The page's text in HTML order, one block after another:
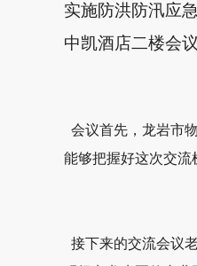
实施防洪防汛应
中凯酒店二楼会
会议首先，龙岩市
能够把握好这次交流
接下来的交流会议